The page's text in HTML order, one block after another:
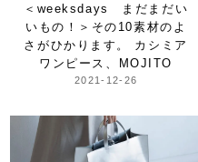
＜weeksdays まだまだい
いもの！＞ その10素材のよ
さがひかります。 カシミア
ワンピース、MOJITO
2021-12-26